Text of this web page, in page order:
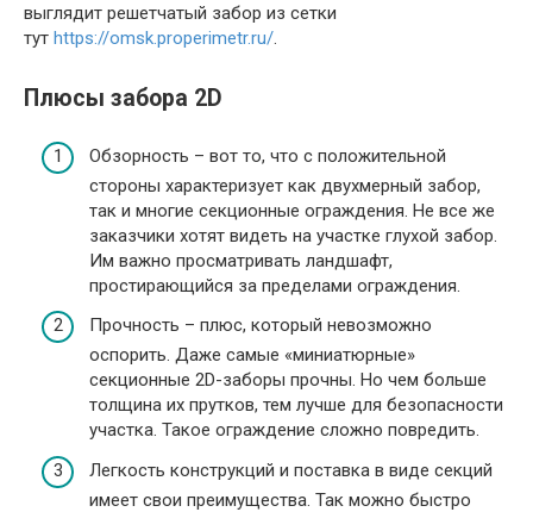
выглядит решетчатый забор из сетки
тут https://omsk.properimetr.ru/.
Плюсы забора 2D
Обзорность – вот то, что с положительной
стороны характеризует как двухмерный забор,
так и многие секционные ограждения. Не все же
заказчики хотят видеть на участке глухой забор.
Им важно просматривать ландшафт,
простирающийся за пределами ограждения.
Прочность – плюс, который невозможно
оспорить. Даже самые «миниатюрные»
секционные 2D-заборы прочны. Но чем больше
толщина их прутков, тем лучше для безопасности
участка. Такое ограждение сложно повредить.
Легкость конструкций и поставка в виде секций
имеет свои преимущества. Так можно быстро